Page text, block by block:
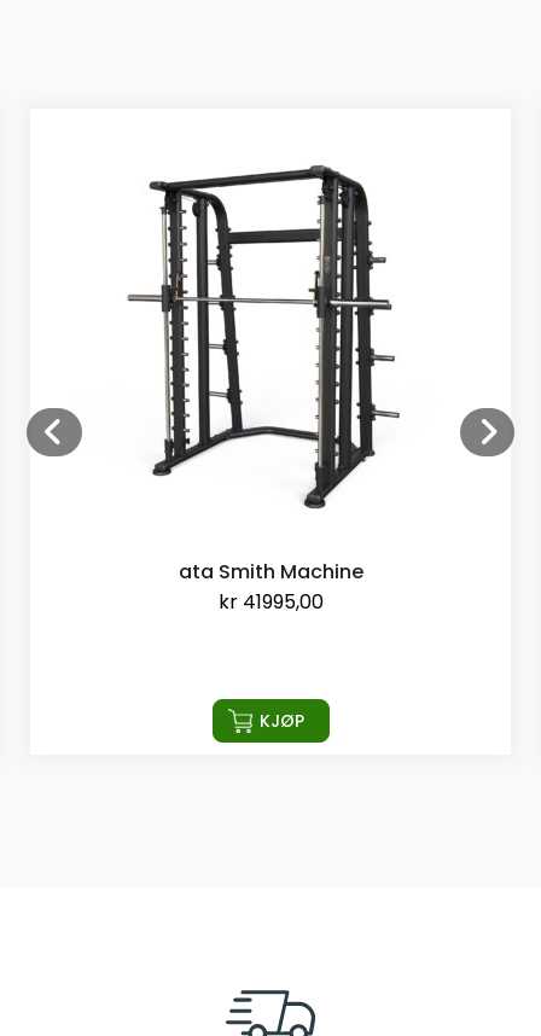
ata Smith Machine
kr41995,00
KJØP